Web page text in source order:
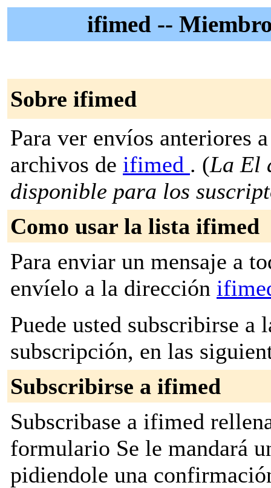
ifimed --
Sobre ifimed
Para ver envíos anteriores
archivos de ifimed . (La El
disponible para los
Como usar la lista ifimed
Para enviar un mensaje a
envíelo a la dirección
Puede usted subscribirse a
subscripción, en las
Subscribirse a ifimed
Subscribase a ifimed
formulario Se le mandará
pidiendole una